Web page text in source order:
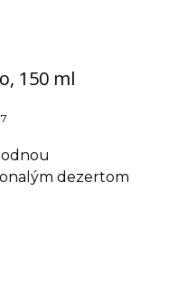
150 ml
dezertom